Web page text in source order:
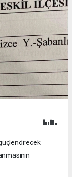
güçlendirecek